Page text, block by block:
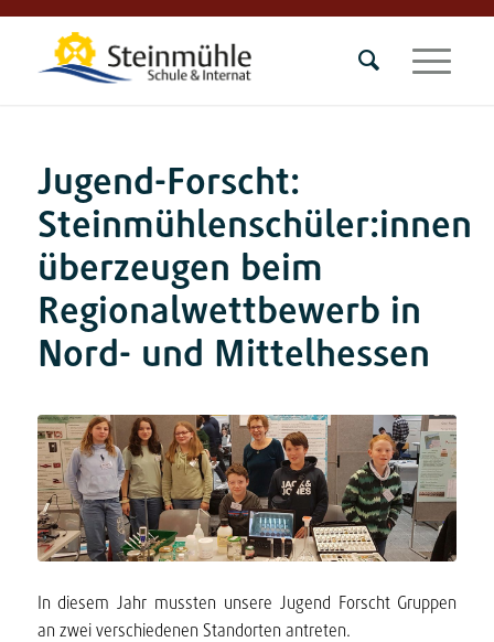
Jugend-Forscht:
Steinmühlenschüler:innen
überzeugen beim
Regionalwettbewerb in
Nord- und Mittelhessen
In diesem Jahr mussten unsere Jugend Forscht Gruppen
an zwei verschiedenen Standorten antreten.